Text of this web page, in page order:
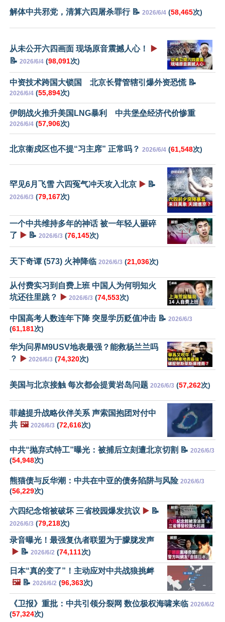
解体中共邪党，清算六四屠杀罪行 📝 2026/6/4 (58,465次)
从未公开六四画面 现场原音震撼人心！
▶️
📝 2026/6/4 (98,091次)
中资技术跨国大锁国 北京长臂管辖引爆外资恐慌 📝
2026/6/4 (55,894次)
伊朗战火推升美国LNG暴利 中共堡垒经济代价惨重
2026/6/4 (57,906次)
北京衞戍区也不提“习主席” 正常吗？ 2026/6/4 (61,548次)
罕见6月飞雪 六四冤气冲天攻入北京 ▶️ 📝
2026/6/3 (79,167次)
一个中共维持多年的神话 被一年轻人砸碎
了 ▶️ 📝 2026/6/3 (76,145次)
天下奇谭 (573) 火神降临 2026/6/3 (21,036次)
从付费实习到自费上班 中国人为何明知火
坑还往里跳？
▶️ 2026/6/3 (74,553次)
中国高考人数连年下降 突显学历贬值冲击 📝 2026/6/3
(61,181次)
华为问界M9USV地表最强？能救杨兰兰吗
？
▶️ 2026/6/3 (74,320次)
美国与北京接触 每次都会提黄岩岛问题 2026/6/3 (57,262次)
菲越提升战略伙伴关系 声索国抱团对付中
共 🖼️ 2026/6/3 (72,616次)
中共“抛弃式特工”曝光：被捕后立刻遭北京切割 📝 2026/6/3
(54,948次)
熊猫债与反华潮：中共在中亚的债务陷阱与风险 2026/6/3
(56,229次)
六四纪念馆被破坏 三省校园爆发抗议 ▶️ 📝
2026/6/3 (79,218次)
录音曝光！最强复仇者联盟为于朦胧发声
▶️ 📝 2026/6/2 (74,111次)
日本“真的变了”！主动应对中共战狼挑衅
🖼️📝 2026/6/2 (96,363次)
《卫报》重批：中共引领分裂网 数位极权海啸来临 2026/6/2
(57,324次)